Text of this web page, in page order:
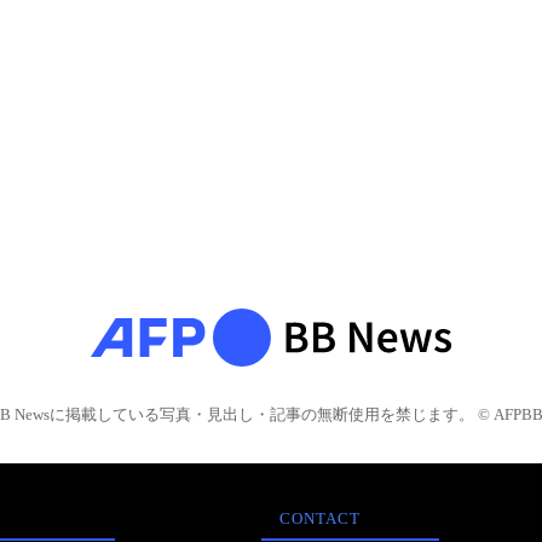
Newsに掲載している写真・見出し・記事の無断使用を禁じます。 © AFPBB
CONTACT